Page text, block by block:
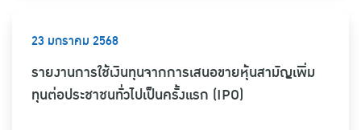
23 มกราคม 2568
รายงานการใช้เงินทุนจากการเสนอขายหุ้นสามัญเพิ่ม
ทุนต่อประชาชนทั่วไปเป็นครั้งแรก (IPO)